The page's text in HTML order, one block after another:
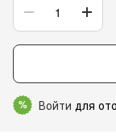
% Войти для